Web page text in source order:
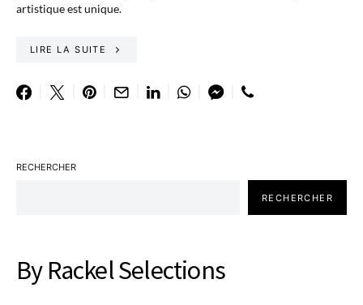
artistique est unique.
LIRE LA SUITE
RECHERCHER
RECHERCHER
By Rackel Selections